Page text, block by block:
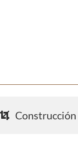
Construcción